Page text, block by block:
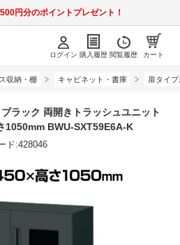
500円分のポイントプレゼント！
ログイン 購入履歴 閲覧履歴 カート
収納・棚 キャビネット・書庫 扉タイ
ラック 両開きトラッシュユニット
1050mm BWU-SXT59E6A-K
ド:428046